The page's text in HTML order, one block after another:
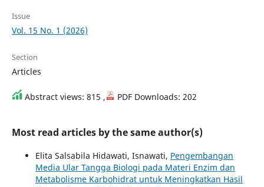
Issue
Vol. 15 No. 1 (2026)
Section
Articles
Abstract views: 815 , PDF Downloads: 202
Most read articles by the same author(s)
Elita Salsabila Hidawati, Isnawati, Pengembangan
Media Ular Tangga Biologi pada Materi Enzim dan
Metabolisme Karbohidrat untuk Meningkatkan Hasil